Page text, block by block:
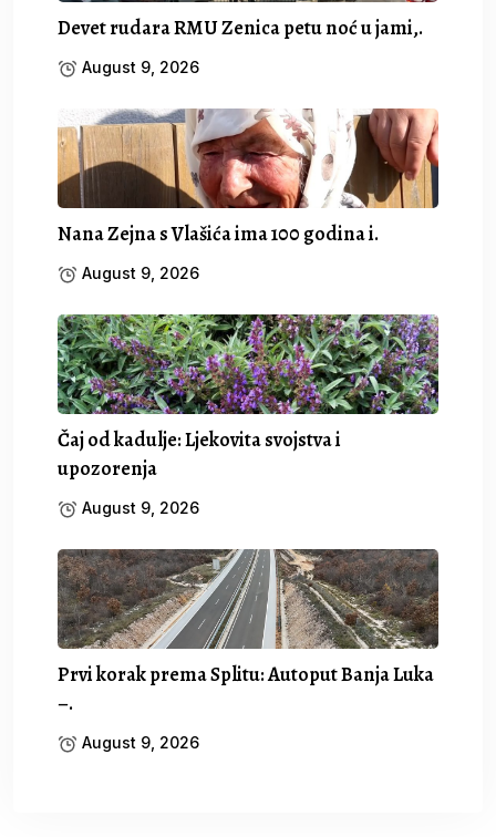
Devet rudara RMU Zenica petu noć u jami,.
August 9, 2026
Nana Zejna s Vlašića ima 100 godina i.
August 9, 2026
Čaj od kadulje: Ljekovita svojstva i
upozorenja
August 9, 2026
Prvi korak prema Splitu: Autoput Banja Luka
–.
August 9, 2026